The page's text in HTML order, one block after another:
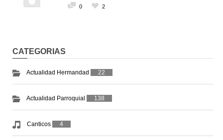
0 2
CATEGORIAS
Actualidad Hermandad 22
Actualidad Parroquial 138
Canticos 4